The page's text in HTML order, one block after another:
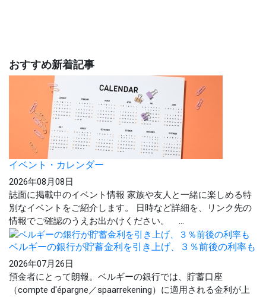
おすすめ新着記事
イベント・カレンダー
2026年08月08日
誌面に掲載中のイベント情報 家族や友人と一緒に楽しめる特
別なイベントをご紹介します。 日時など詳細を、リンク先の
情報でご確認のうえお出かけください。 ...
ベルギーの銀行が貯蓄金利を引き上げ、３％前後の利率も
2026年07月26日
預金者にとって朗報。ベルギーの銀行では、貯蓄口座
（compte d'épargne／spaarrekening）に適用される金利が上